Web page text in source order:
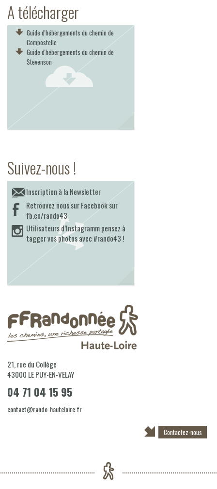
A télécharger
Guide d'hébergements du chemin de
Compostelle
Guide d'hébergements du chemin de
Stevenson
Suivez-nous !
Inscription à la Newsletter
Retrouvez nous sur Facebook sur
fb.co/rando43
Utilisateurs d’Instagramm pensez à
tagger vos photos avec #rando43 !
21, rue du Collège
43000 LE PUY-EN-VELAY
04 71 04 15 95
contact@rando-hauteloire.fr
Contactez-nous